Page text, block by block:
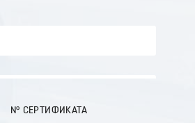
№ СЕРТИФИКАТА